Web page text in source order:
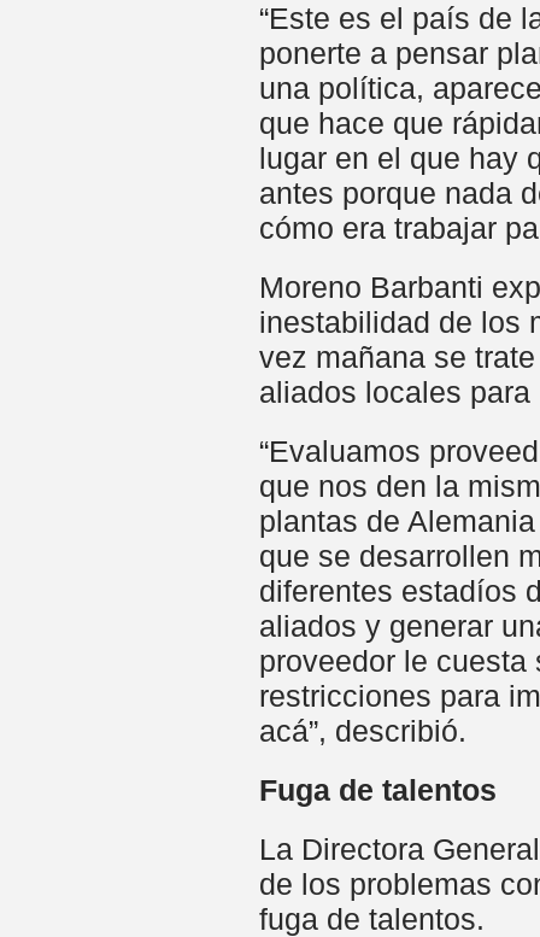
“Este es el país de
ponerte a pensar
una política,
que hace que
lugar en el que hay
antes porque nada
cómo era trabajar
Moreno Barbanti
inestabilidad de los
vez mañana se
aliados locales
“Evaluamos
que nos den la
plantas de
que se desarrollen
diferentes estadíos
aliados y generar
proveedor le
restricciones para
acá”, describió.
Fuga de talentos
La Directora
de los problemas
fuga de talentos.